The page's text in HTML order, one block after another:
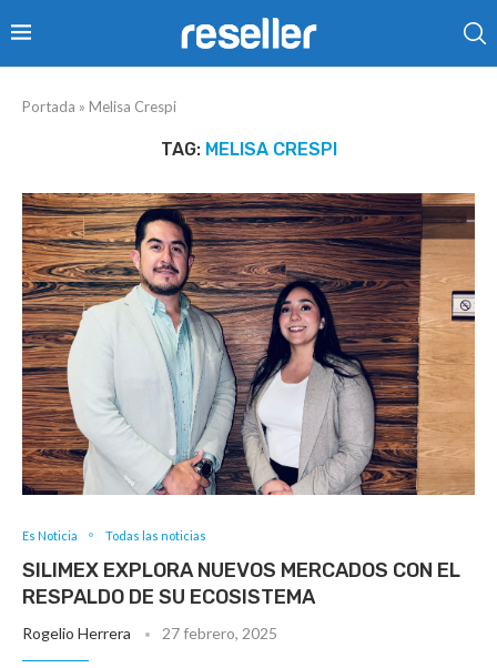
Portada » Melisa Crespi
TAG: MELISA CRESPI
Es Noticia Todas las noticias
SILIMEX EXPLORA NUEVOS MERCADOS CON EL
RESPALDO DE SU ECOSISTEMA
Rogelio Herrera 27 febrero, 2025